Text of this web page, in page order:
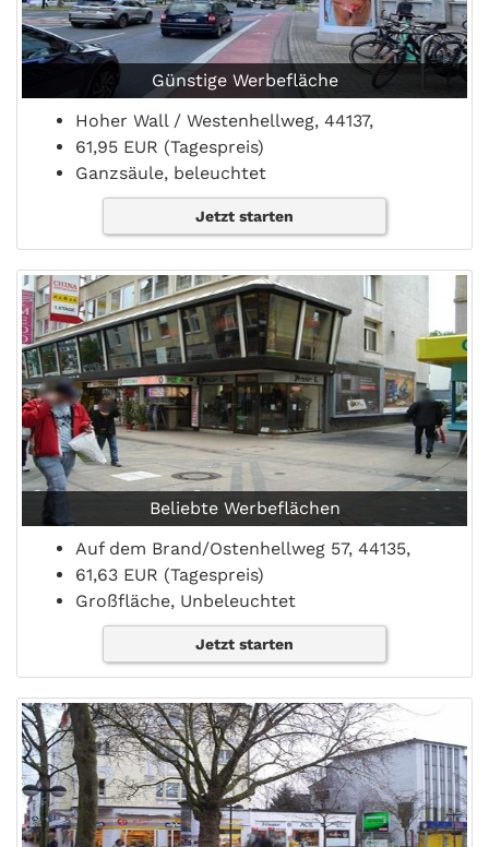
Günstige Werbefläche
Hoher Wall / Westenhellweg, 44137,
61,95 EUR (Tagespreis)
Ganzsäule, beleuchtet
Jetzt starten
Beliebte Werbeflächen
Auf dem Brand/Ostenhellweg 57, 44135,
61,63 EUR (Tagespreis)
Großfläche, Unbeleuchtet
Jetzt starten